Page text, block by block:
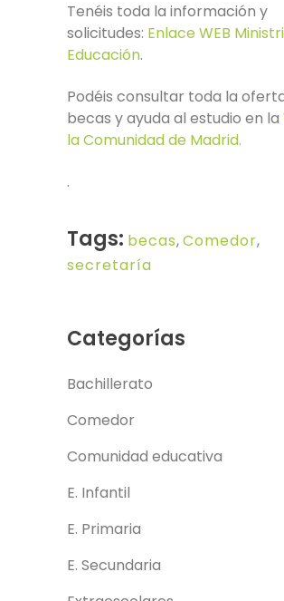
Tenéis toda la información y
solicitudes: Enlace WEB
Educación.
Podéis consultar toda la
becas y ayuda al estudio en la
la Comunidad de Madrid.
.
Tags: becas,Comedor,
secretaría
Categorías
Bachillerato
Comedor
Comunidad educativa
E. Infantil
E. Primaria
E. Secundaria